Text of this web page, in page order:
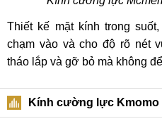
Thiết kế mặt kính trong
chạm vào và cho độ rõ nét
tháo lắp và gỡ bỏ mà không
Kính cường lực Kmomo